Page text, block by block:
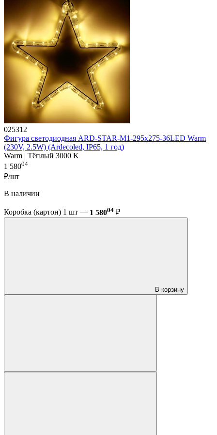
025312
Фигура cветодиодная ARD-STAR-M1-295x275-36LED Warm
(230V, 2.5W) (Ardecoled, IP65, 1 год)
Warm | Тёплый 3000 K
1 58004
₽/шт
В наличии
Коробка (картон) 1 шт — 1 58004 ₽
В корзину